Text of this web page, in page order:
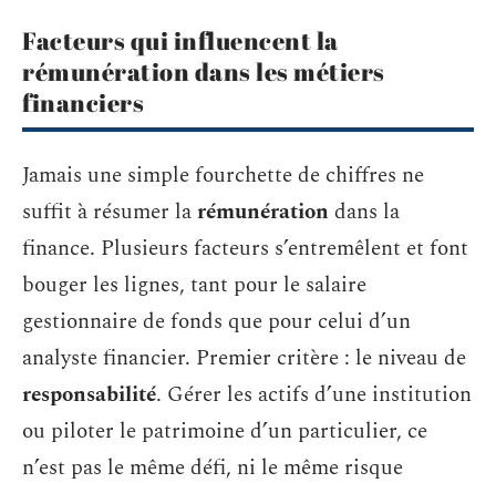
Facteurs qui influencent la
rémunération dans les métiers
financiers
Jamais une simple fourchette de chiffres ne
suffit à résumer larémunérationdans la
finance. Plusieurs facteurs s’entremêlent et font
bouger les lignes, tant pour le salaire
gestionnaire de fonds que pour celui d’un
analyste financier. Premier critère : le niveau de
responsabilité. Gérer les actifs d’une institution
ou piloter le patrimoine d’un particulier, ce
n’est pas le même défi, ni le même risque